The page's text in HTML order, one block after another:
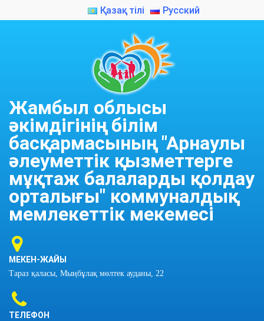
Қазақ тілі Русский
Жамбыл облысы
әкімдігінің білім
басқармасының "Арнаулы
әлеуметтік қызметтерге
мұқтаж балаларды қолдау
орталығы" коммуналдық
мемлекеттік мекемесі
МЕКЕН-ЖАЙЫ
Тараз қаласы, Мыңбұлақ мөлтек ауданы, 22
ТЕЛЕФОН